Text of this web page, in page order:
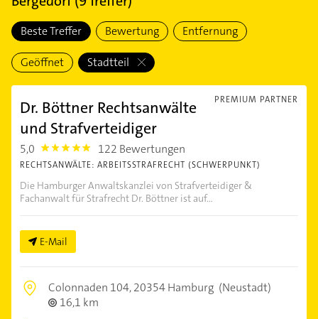
Beste Treffer Bewertung Entfernung
Geöffnet Stadtteil
PREMIUM PARTNER
Dr. Böttner Rechtsanwälte
und Strafverteidiger
5,0 5.0 122 Bewertungen
RECHTSANWÄLTE: ARBEITSSTRAFRECHT (SCHWERPUNKT)
Die Hamburger Anwaltskanzlei von Strafverteidiger &
Fachanwalt für Strafrecht Dr. Böttner ist auf...
E-Mail
Colonnaden 104,20354 Hamburg (Neustadt)
16,1 km